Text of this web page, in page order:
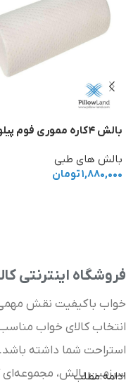
بالش ۴کاره مموری فوم پیلولند
بالش های طبی
۱,۸۸۰,۰۰۰تومان
فروشگاه اینترنتی
خواب باکیفیت نقش
انتخاب کالای خواب
استراحت شما داشته باشد.
سرزمین بالش، مجموعه‌ای
ادامه مطلب